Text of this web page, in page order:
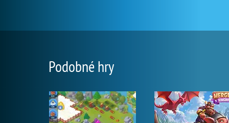
Podobné hry